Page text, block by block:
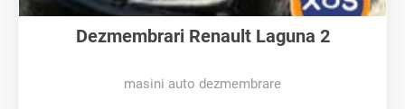
Dezmembrari Renault Laguna 2
masini auto dezmembrare